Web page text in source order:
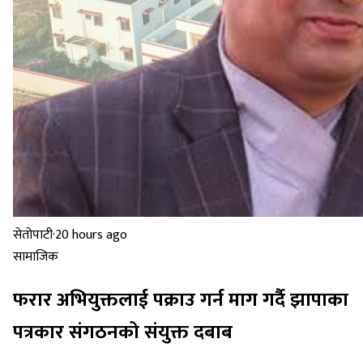
सेतोपाटी·20 hours ago
सामाजिक
फरार अभियुक्तलाई पक्राउ गर्न माग गर्दै झापाका
पत्रकार संगठनको संयुक्त दबाब